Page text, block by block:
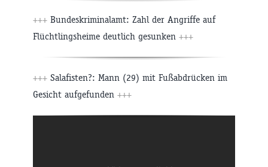
+++ Bundeskriminalamt: Zahl der Angriffe auf
Flüchtlingsheime deutlich gesunken +++
+++ Salafisten?: Mann (29) mit Fußabdrücken im
Gesicht aufgefunden +++